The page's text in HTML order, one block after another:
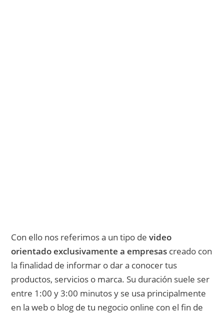
Con ello nos referimos a un tipo devideo
orientado exclusivamente a empresas creado con
la finalidad de informar o dar a conocer tus
productos, servicios o marca. Su duración suele ser
entre 1:00 y 3:00 minutos y se usa principalmente
en la web o blog de tu negocio online con el fin de